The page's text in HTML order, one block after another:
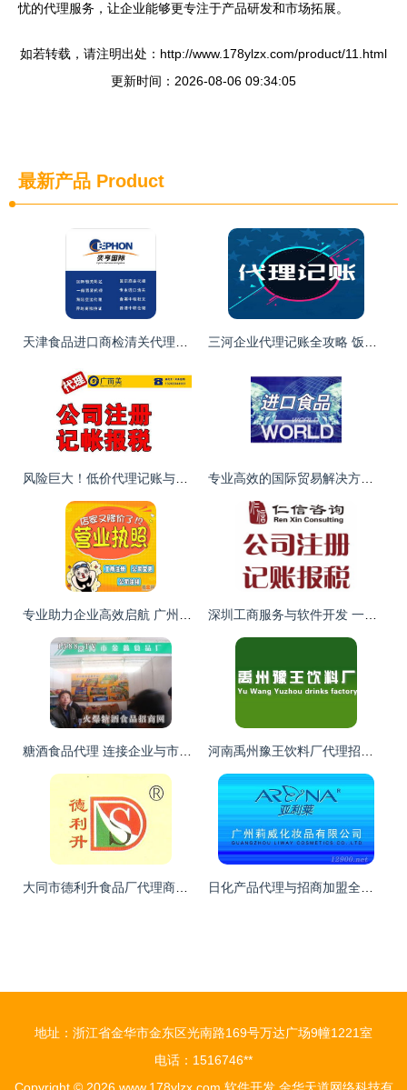
忧的代理服务，让企业能够更专注于产品研发和市场拓展。
如若转载，请注明出处：http://www.178ylzx.com/product/11.html
更新时间：2026-08-06 09:34:05
最新产品 Product
地址：浙江省金华市金东区光南路169号万达广场9幢1221室
电话：1516746**